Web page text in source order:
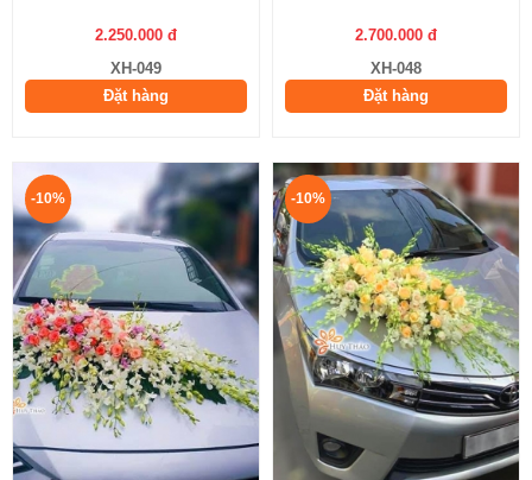
2.250.000 đ
XH-049
Đặt hàng
2.700.000 đ
XH-048
Đặt hàng
-10% -10%